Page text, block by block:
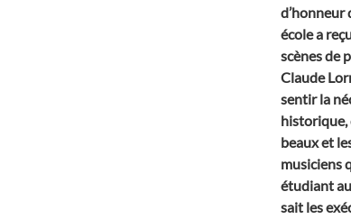
d’honneur
école a
scènes de
Claude
sentir la
historique,
beaux et
musiciens
étudiant
sait les